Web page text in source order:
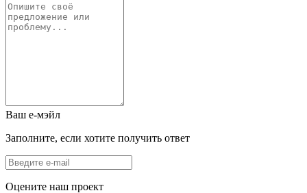
Ваш е-мэйл
Заполните, если хотите получить ответ
Оцените наш проект